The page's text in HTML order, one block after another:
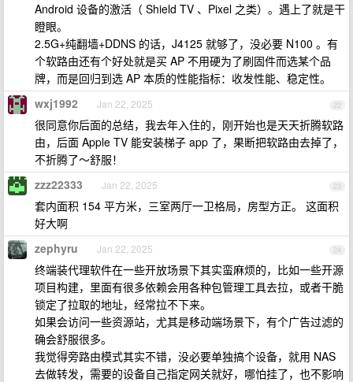
Android 设备的激活（ Shield TV 、Pixel 之类）。遇上了就是干
瞪眼。
2.5G+纯翻墙+DDNS 的话，J4125 就够了，没必要 N100 。有
个软路由还有个好处就是买 AP 不用硬为了刷固件而选某个品
牌，而是回归到选 AP 本质的性能指标：收发性能、稳定性。
22
wxj1992 Jan 22, 2025
很同意你后面的总结，我去年入住的，刚开始也是天天折腾软路
由，后面 Apple TV 能安装梯子 app 了，果断把软路由去掉了，
不折腾了～舒服！
23
zzz22333 Jan 22, 2025
套内面积 154 平方米，三室两厅一卫格局，房型方正。 这面积
好大啊
24
zephyru Jan 22, 2025
终端装代理软件在一些开放场景下其实蛮麻烦的，比如一些开源
项目构建，里面有很多依赖会用各种包管理工具去拉，或者干脆
锁定了拉取的地址，经常拉不下来。
如果会访问一些资源站，尤其是移动端场景下，有个广告过滤的
确会舒服很多。
我觉得旁路由模式其实不错，没必要单独搞个设备，就用 NAS
去做转发，需要的设备自己指定网关就好，哪怕挂了，也不影响